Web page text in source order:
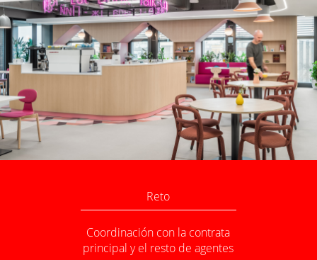
Reto
Coordinación con la contrata
principal y el resto de agentes